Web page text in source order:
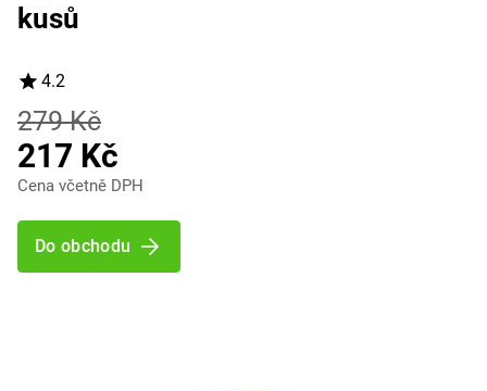
kusů
4.2
279 Kč
217 Kč
Cena včetně DPH
Do obchodu